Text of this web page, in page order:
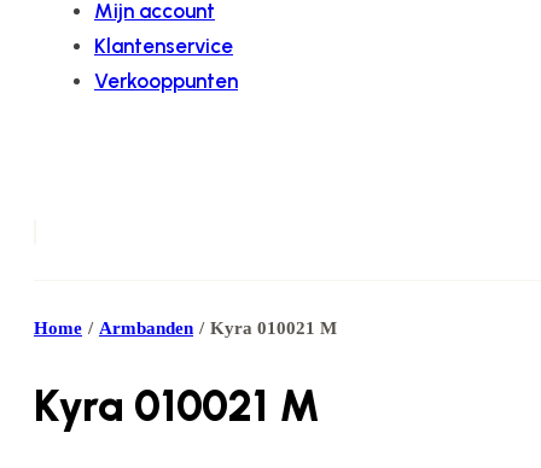
Mijn account
Klantenservice
Verkooppunten
Home / Armbanden / Kyra 010021 M
Kyra 010021 M